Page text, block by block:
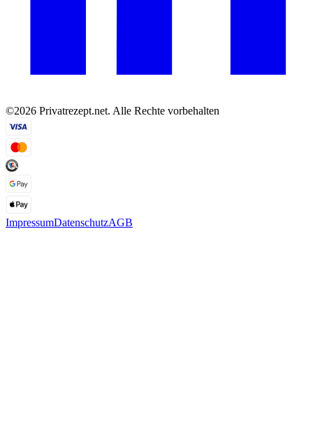
©2026 Privatrezept.net. Alle Rechte vorbehalten
ImpressumDatenschutzAGB